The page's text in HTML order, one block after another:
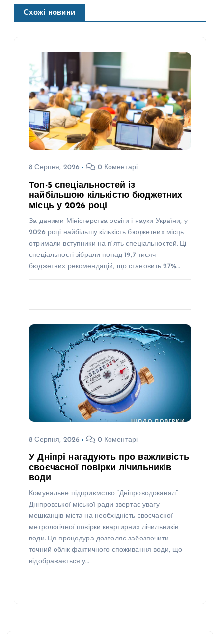
Схожі новини
8 Серпня, 2026 0 Коментарі
Топ-5 спеціальностей із
найбільшою кількістю бюджетних
місць у 2026 році
За даними Міністерства освіти і науки України, у
2026 році найбільшу кількість бюджетних місць
отримали вступники на п’ять спеціальностей. Ці
спеціальності зібрали понад 19,7 тисяч
бюджетних рекомендацій, що становить 27%…
8 Серпня, 2026 0 Коментарі
У Дніпрі нагадують про важливість
своєчасної повірки лічильників
води
Комунальне підприємство “Дніпроводоканал”
Дніпровської міської ради звертає увагу
мешканців міста на необхідність своєчасної
метрологічної повірки квартирних лічильників
води. Ця процедура дозволяє забезпечити
точний облік фактичного споживання води, що
відображається у…